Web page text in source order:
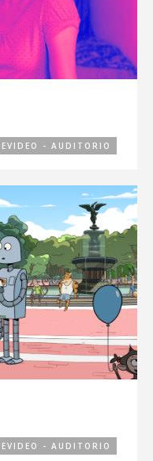
- AUDITORIO
- AUDITORIO